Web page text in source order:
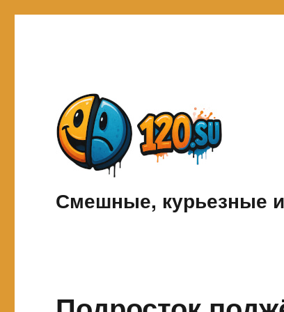
Смешные, курьезные